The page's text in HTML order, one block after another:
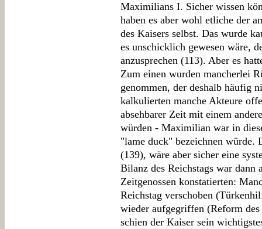
Maximilians I. Sicher wissen
haben es aber wohl etliche der
des Kaisers selbst. Das wurde
es unschicklich gewesen wäre,
anzusprechen (113). Aber es
Zum einen wurden mancherlei
genommen, der deshalb häufig
kalkulierten manche Akteure
absehbarer Zeit mit einem
würden - Maximilian war in
"lame duck" bezeichnen würde.
(139), wäre aber sicher eine
Bilanz des Reichstags war dann
Zeitgenossen konstatierten:
Reichstag verschoben
wieder aufgegriffen (Reform
schien der Kaiser sein